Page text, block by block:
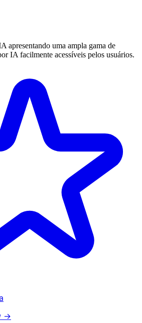
apresentando uma ampla gama de
IA facilmente acessíveis pelos usuários.
→